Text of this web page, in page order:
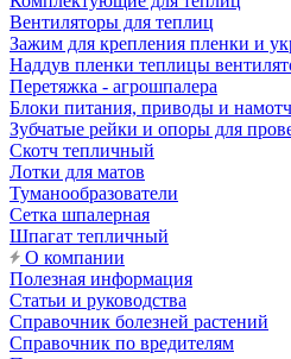
Вентиляторы для теплиц
Зажим для крепления пленки и
Наддув пленки теплицы
Перетяжка - агрошпалера
Блоки питания, приводы и
Зубчатые рейки и опоры для
Скотч тепличный
Лотки для матов
Туманообразователи
Сетка шпалерная
Шпагат тепличный
О компании
Полезная информация
Статьи и руководства
Справочник болезней растений
Справочник по вредителям